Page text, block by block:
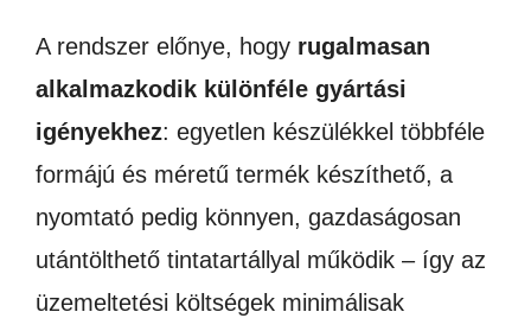
A rendszer előnye, hogy rugalmasan
alkalmazkodik különféle gyártási
igényekhez: egyetlen készülékkel többféle
formájú és méretű termék készíthető, a
nyomtató pedig könnyen, gazdaságosan
utántölthető tintatartállyal működik – így az
üzemeltetési költségek minimálisak